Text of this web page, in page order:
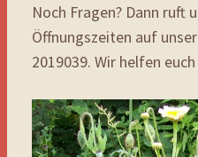
Noch Fragen? Dann ruft
Öffnungszeiten auf
2019039. Wir helfen